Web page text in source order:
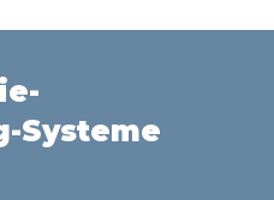
Systeme